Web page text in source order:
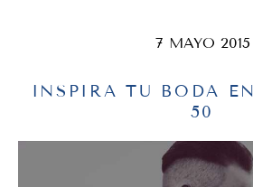
7 MAYO 2015
INSPIRA TU BODA
50